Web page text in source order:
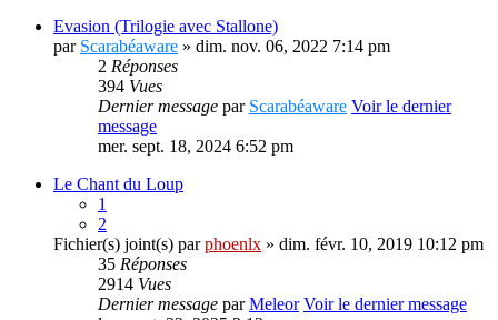
Evasion (Trilogie avec Stallone)
par Scarabéaware » dim. nov. 06, 2022 7:14 pm
2 Réponses
394 Vues
Dernier message par Scarabéaware Voir le dernier
message
mer. sept. 18, 2024 6:52 pm
Le Chant du Loup
1
2
Fichier(s) joint(s) parphoenlx » dim. févr. 10, 2019 10:12 pm
35 Réponses
2914 Vues
Dernier message parMeleor Voir le dernier message